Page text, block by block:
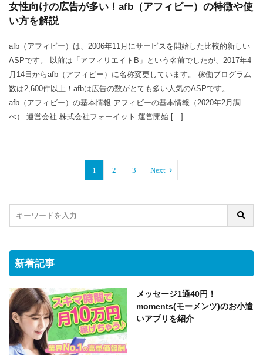
女性向けの広告が多い！afb（アフィビー）の特徴や使
い方を解説
afb（アフィビー）は、2006年11月にサービスを開始した比較的新しい
ASPです。 以前は「アフィリエイトB」という名前でしたが、2017年4
月14日からafb（アフィビー）に名称変更しています。 稼働プログラム
数は2,600件以上！afbは広告の数がとても多い人気のASPです。
afb（アフィビー）の基本情報 アフィビーの基本情報（2020年2月調
べ） 運営会社 株式会社フォーイット 運営開始 […]
1 2 3 Next
新着記事
メッセージ1通40円！
moments(モーメンツ)のお小遣
いアプリを紹介